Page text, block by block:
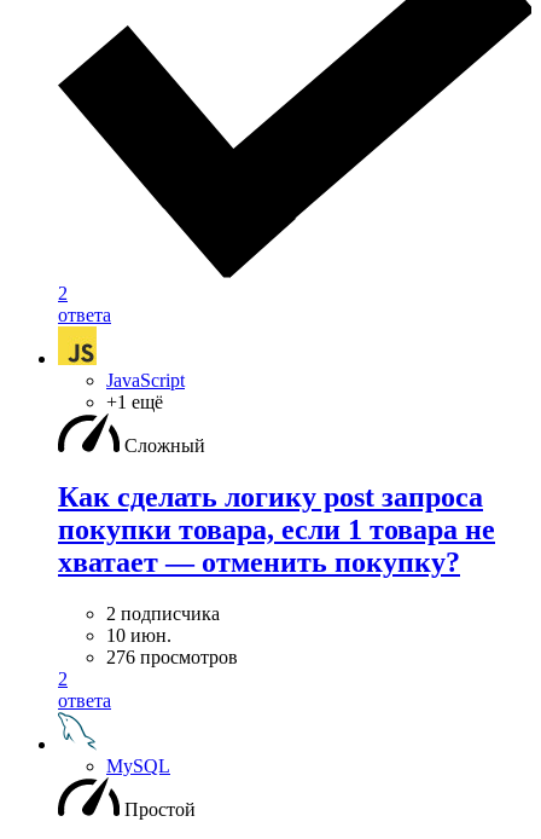
2
ответа
JavaScript
+1 ещё
Сложный
Как сделать логику post запроса
покупки товара, если 1 товара не
хватает — отменить покупку?
2 подписчика
10 июн.
276 просмотров
2
ответа
MySQL
Простой